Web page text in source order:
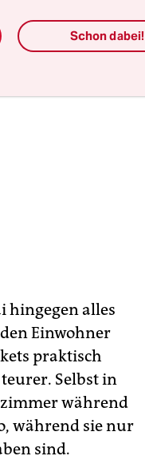
hingegen alles
Einwohner
praktisch
Selbst in
während
während sie nur
sind.
Schon dabei!